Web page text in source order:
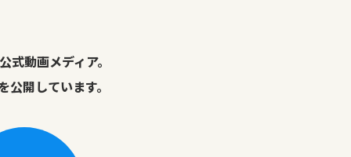
式動画メディア。
開しています。